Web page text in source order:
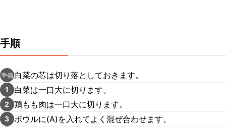
手順
準備 白菜の芯は切り落としておきます。
1 白菜は一口大に切ります。
2 鶏もも肉は一口大に切ります。
3 ボウルに(A)を入れてよく混ぜ合わせます。